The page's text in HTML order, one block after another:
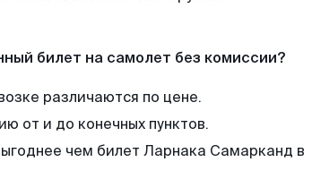
билет на самолет без комиссии?
различаются по цене.
от и до конечных пунктов.
чем билет Ларнака Самарканд в